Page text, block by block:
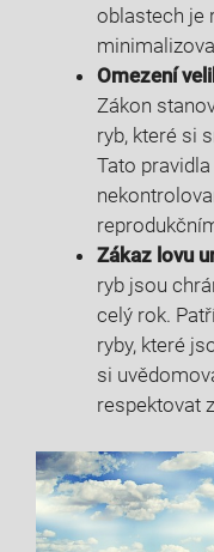
oblastech je
Omezení
Zákon
ryb, které ⁤si
Tato
Zákaz lovu
ryb jsou
celý rok.
ryby, které
si
respektovat